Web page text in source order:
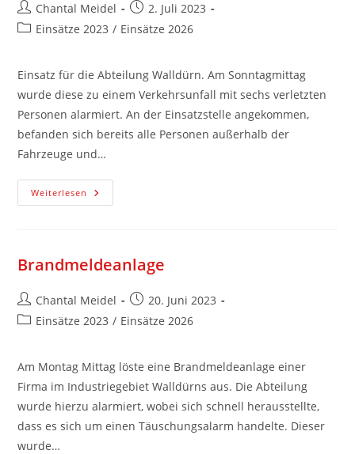
Chantal Meidel
2. Juli 2023
Einsätze 2023 / Einsätze 2026
Einsatz für die Abteilung Walldürn. Am Sonntagmittag
wurde diese zu einem Verkehrsunfall mit sechs verletzten
Personen alarmiert. An der Einsatzstelle angekommen,
befanden sich bereits alle Personen außerhalb der
Fahrzeuge und…
Weiterlesen
Brandmeldeanlage
Chantal Meidel
20. Juni 2023
Einsätze 2023 / Einsätze 2026
Am Montag Mittag löste eine Brandmeldeanlage einer
Firma im Industriegebiet Walldürns aus. Die Abteilung
wurde hierzu alarmiert, wobei sich schnell herausstellte,
dass es sich um einen Täuschungsalarm handelte. Dieser
wurde…